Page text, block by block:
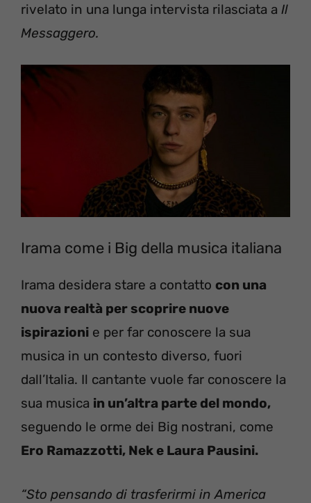
rivelato in una lunga intervista rilasciata a Il
Messaggero.
Irama come i Big della musica italiana
Irama desidera stare a contatto con una
nuova realtà per scoprire nuove
ispirazioni e per far conoscere la sua
musica in un contesto diverso, fuori
dall’Italia. Il cantante vuole far conoscere la
sua musica in un’altra parte del mondo,
seguendo le orme dei Big nostrani, come
Ero Ramazzotti, Nek e Laura Pausini.
“Sto pensando di trasferirmi in America